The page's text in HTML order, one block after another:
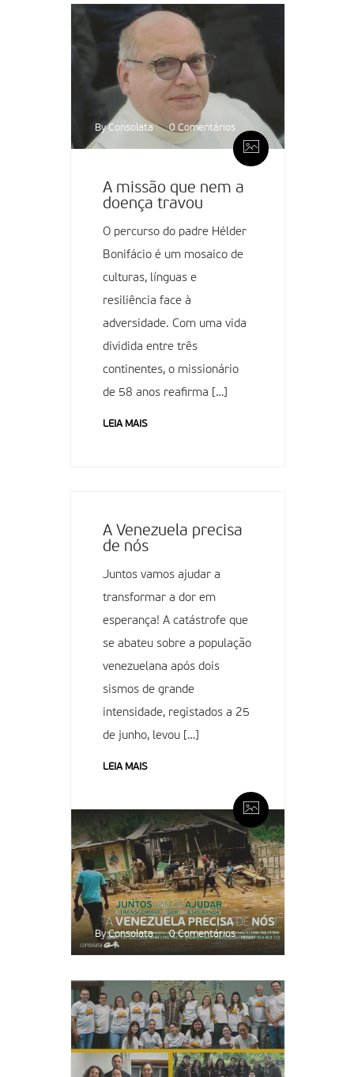
By Consolata 0 Comentários
A missão que nem a
doença travou
O percurso do padre Hélder
Bonifácio é um mosaico de
culturas, línguas e
resiliência face à
adversidade. Com uma vida
dividida entre três
continentes, o missionário
de 58 anos reafirma […]
LEIA MAIS
A Venezuela precisa
de nós
Juntos vamos ajudar a
transformar a dor em
esperança! A catástrofe que
se abateu sobre a população
venezuelana após dois
sismos de grande
intensidade, registados a 25
de junho, levou […]
LEIA MAIS
By Consolata 0 Comentários